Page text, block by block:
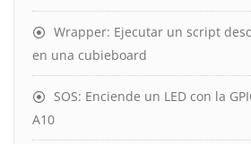
Wrapper: Ejecutar un script
en una cubieboard
SOS: Enciende un LED con la
A10